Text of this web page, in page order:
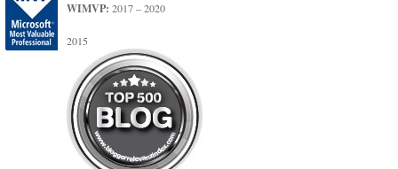
WIMVP: 2017 – 2020
2015